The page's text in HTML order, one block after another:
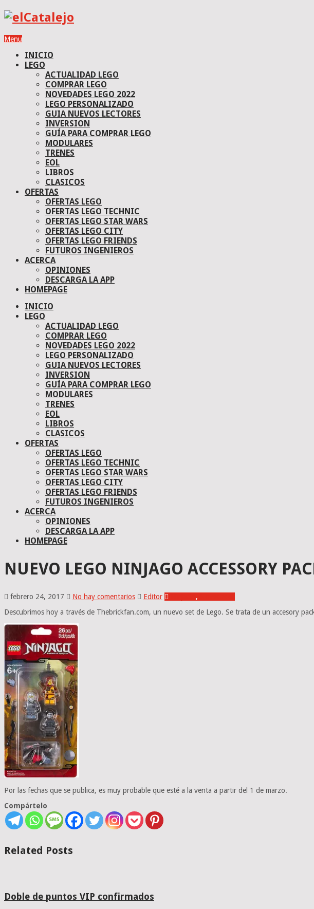
Menu
INICIO
LEGO
ACTUALIDAD LEGO
COMPRAR LEGO
NOVEDADES LEGO 2022
LEGO PERSONALIZADO
GUIA NUEVOS LECTORES
INVERSION
GUÍA PARA COMPRAR LEGO
MODULARES
TRENES
EOL
LIBROS
CLASICOS
OFERTAS
OFERTAS LEGO
OFERTAS LEGO TECHNIC
OFERTAS LEGO STAR WARS
OFERTAS LEGO CITY
OFERTAS LEGO FRIENDS
FUTUROS INGENIEROS
ACERCA
OPINIONES
DESCARGA LA APP
HOMEPAGE
INICIO
LEGO
ACTUALIDAD LEGO
COMPRAR LEGO
NOVEDADES LEGO 2022
LEGO PERSONALIZADO
GUIA NUEVOS LECTORES
INVERSION
GUÍA PARA COMPRAR LEGO
MODULARES
TRENES
EOL
LIBROS
CLASICOS
OFERTAS
OFERTAS LEGO
OFERTAS LEGO TECHNIC
OFERTAS LEGO STAR WARS
OFERTAS LEGO CITY
OFERTAS LEGO FRIENDS
FUTUROS INGENIEROS
ACERCA
OPINIONES
DESCARGA LA APP
HOMEPAGE
NUEVO LEGO NINJAGO ACCESSORY
febrero 24, 2017 No hay comentarios Editor ,
Descubrimos hoy a través de Thebrickfan.com, un nuevo set de Lego. Se trata de un accesory
Por las fechas que se publica, es muy probable que esté a la venta a partir del 1 de marzo.
Compártelo
Related Posts
Doble de puntos VIP confirmados